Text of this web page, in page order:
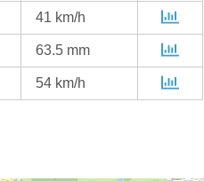
41 km/h
63.5 mm
54 km/h